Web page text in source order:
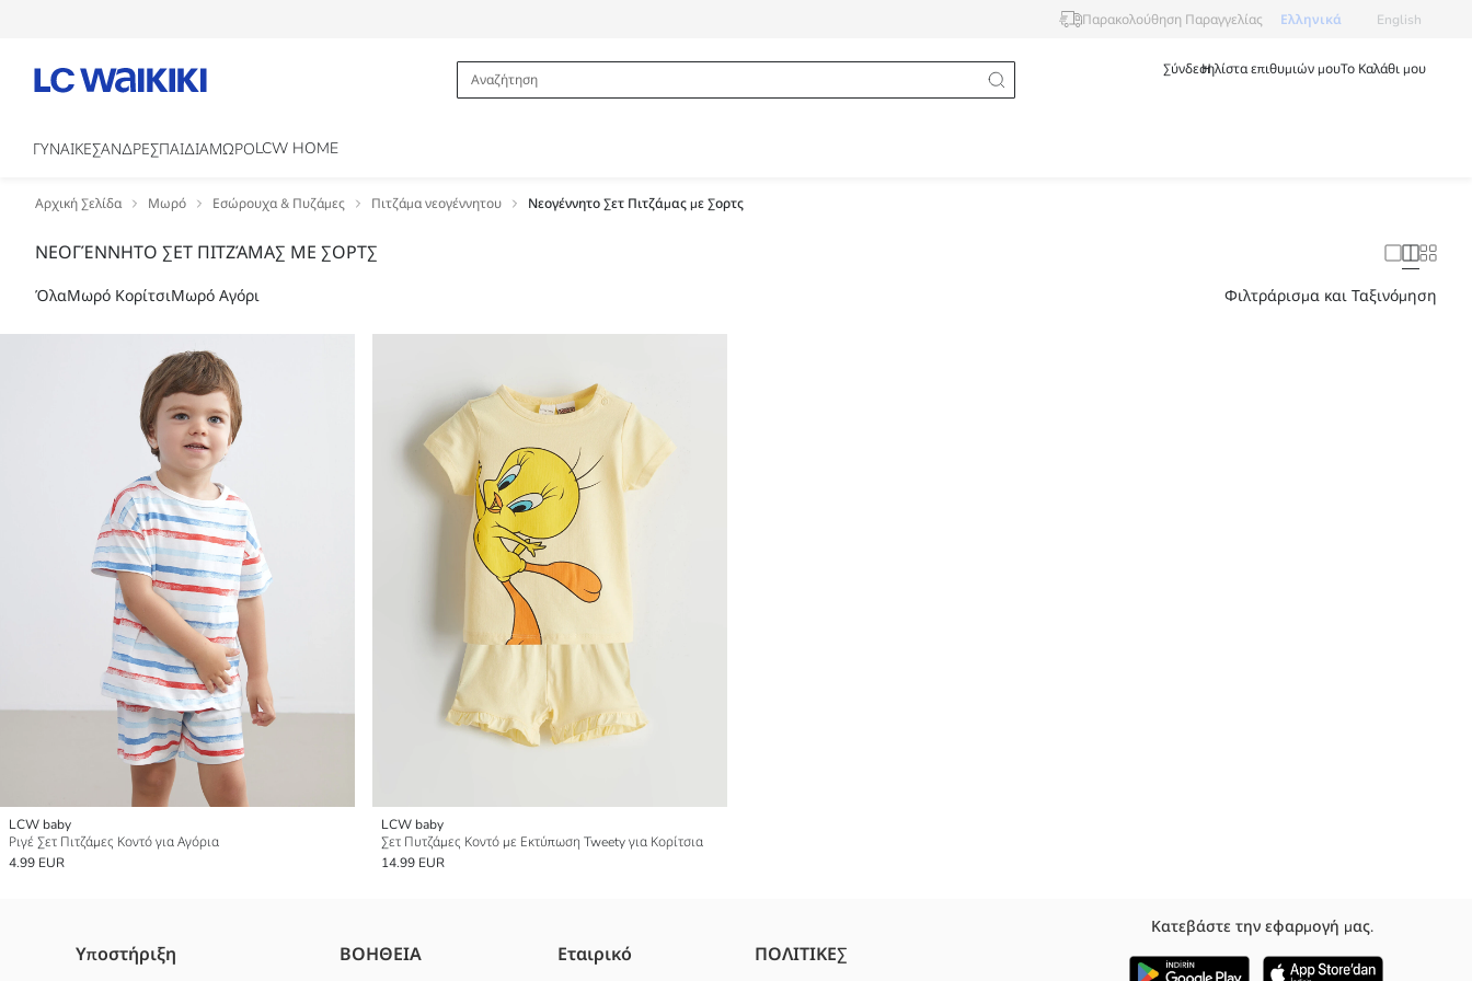
Παρακολούθηση Παραγγελίας Ελληνικά English
ΣύνδεσηΗ λίστα επιθυμιών μουΤο Καλάθι μου
ΓΥΝΑΙΚΕΣΑΝΔΡΕΣΠΑΙΔΙΑΜΩΡΟLCW HOME
Αρχική Σελίδα Μωρό Εσώρουχα & Πυζάμες Πιτζάμα νεογέννητου Νεογέννητο Σετ Πιτζάμας με Σορτς
ΝΕΟΓΈΝΝΗΤΟ ΣΕΤ ΠΙΤΖΆΜΑΣ ΜΕ ΣΟΡΤΣ
ΌλαΜωρό ΚορίτσιΜωρό Αγόρι Φιλτράρισμα και Ταξινόμηση
LCW baby
Ριγέ Σετ Πιτζάμες Κοντό για Αγόρια
4.99 EUR
LCW baby
Σετ Πυτζάμες Κοντό με Εκτύπωση Tweety για Κορίτσια
14.99 EUR
Υποστήριξη ΒΟΗΘΕΙΑ Εταιρικό ΠΟΛΙΤΙΚΕΣ
Κατεβάστε την εφαρμογή μας.